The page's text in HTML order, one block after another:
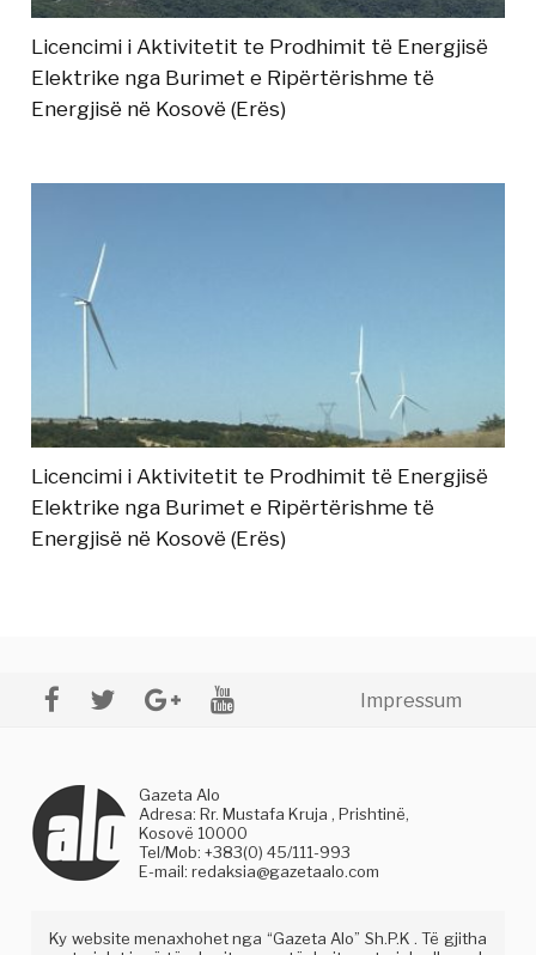
Licencimi i Aktivitetit te Prodhimit të Energjisë
Elektrike nga Burimet e Ripërtërishme të
Energjisë në Kosovë (Erës)
Licencimi i Aktivitetit te Prodhimit të Energjisë
Elektrike nga Burimet e Ripërtërishme të
Energjisë në Kosovë (Erës)
Impressum
Gazeta Alo
Adresa: Rr. Mustafa Kruja , Prishtinë,
Kosovë 10000
Tel/Mob: +383(0) 45/111-993
E-mail:redaksia@gazetaalo.com
Ky website menaxhohet nga “Gazeta Alo” Sh.P.K . Të gjitha